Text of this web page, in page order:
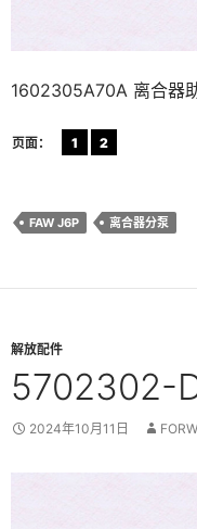
1602305A70A 离合器
页面： 1 2
FAW J6P 离合器分泵
解放配件
5702302-
2024年10月11日